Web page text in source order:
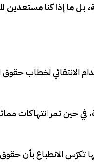
بل ما إذا كنا
الانتقائي لخطاب
في حين تمر انتهاكات
تكرّس الانطباع بأن